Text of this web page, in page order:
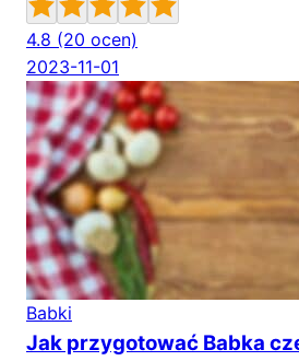
4.8 (20 ocen)
2023-11-01
Babki
Jak przygotować Babka